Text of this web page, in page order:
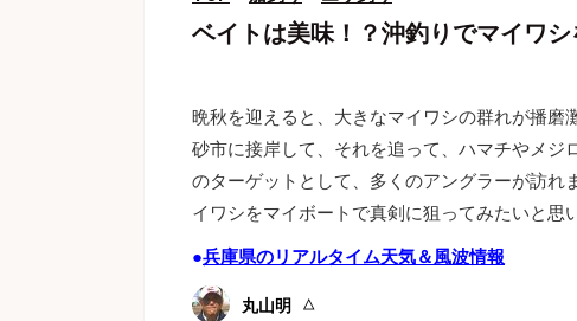
ベイトは美味！？沖釣りでマイワ
晩秋を迎えると、大きなマイワシの群れが播
砂市に接岸して、それを追って、ハマチやメ
のターゲットとして、多くのアングラーが訪
イワシをマイボートで真剣に狙ってみたいと思
●兵庫県のリアルタイム天気＆風波情報
丸山明